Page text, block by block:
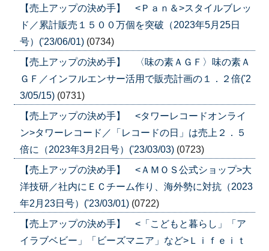
【売上アップの決め手】 <Ｐａｎ＆>スタイルブレッ
ド／累計販売１５００万個を突破（2023年5月25日
号）('23/06/01) (0734)
【売上アップの決め手】 〈味の素ＡＧＦ〉味の素Ａ
ＧＦ／インフルエンサー活用で販売計画の１．２倍('2
3/05/15) (0731)
【売上アップの決め手】 <タワーレコードオンライ
ン>タワーレコード／「レコードの日」は売上２．５
倍に（2023年3月2日号）('23/03/03) (0723)
【売上アップの決め手】 <ＡＭＯＳ公式ショップ>大
洋技研／社内にＥＣチーム作り、海外勢に対抗（2023
年2月23日号）('23/03/01) (0722)
【売上アップの決め手】 <「こどもと暮らし」「ア
イラブベビー」「ビーズマニア」など>Ｌｉｆｅｉｔ